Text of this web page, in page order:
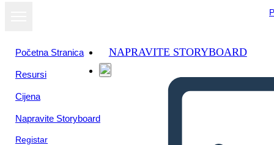
Početna Stranica
Resursi
Cijena
Napravite Storyboard
Registar
NAPRAVITE STORYBOARD